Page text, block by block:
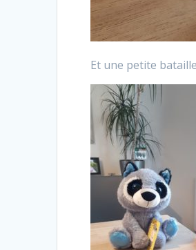
Et une petite bataille